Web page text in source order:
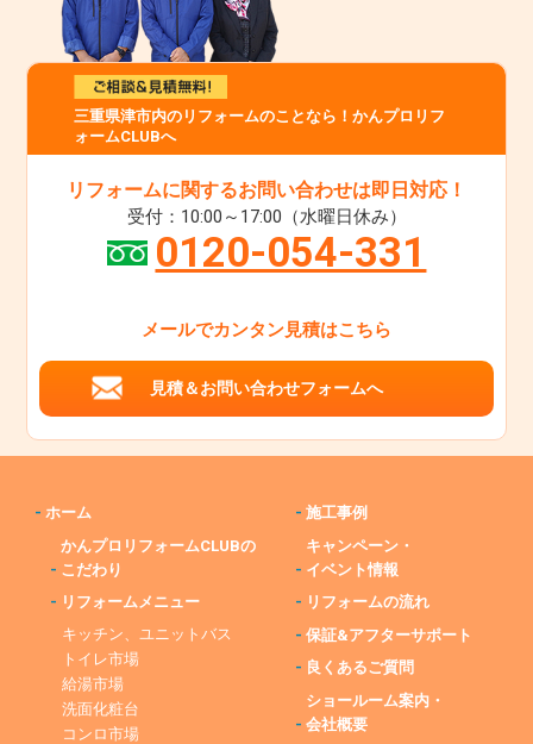
三重県津市内のリフォームのことなら！かんプロリフ
ォームCLUBへ
リフォームに関するお問い合わせは即日対応！
受付：10:00～17:00（水曜日休み）
0120-054-331
メールでカンタン見積はこちら
見積＆お問い合わせフォームへ
-ホーム
-
かんプロリフォームCLUBの
こだわり
- リフォームメニュー
キッチン、ユニットバス
トイレ市場
給湯市場
洗面化粧台
コンロ市場
-施工事例
-
キャンペーン・
イベント情報
- リフォームの流れ
-保証&アフターサポート
- 良くあるご質問
-
ショールーム案内・
会社概要